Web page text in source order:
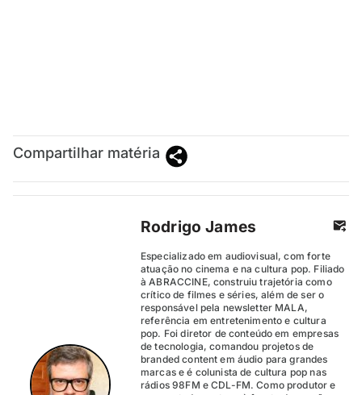
Compartilhar matéria
Rodrigo James
Especializado em audiovisual, com forte
atuação no cinema e na cultura pop. Filiado
à ABRACCINE, construiu trajetória como
crítico de filmes e séries, além de ser o
responsável pela newsletter MALA,
referência em entretenimento e cultura
pop. Foi diretor de conteúdo em empresas
de tecnologia, comandou projetos de
branded content em áudio para grandes
marcas e é colunista de cultura pop nas
rádios 98FM e CDL-FM. Como produtor e